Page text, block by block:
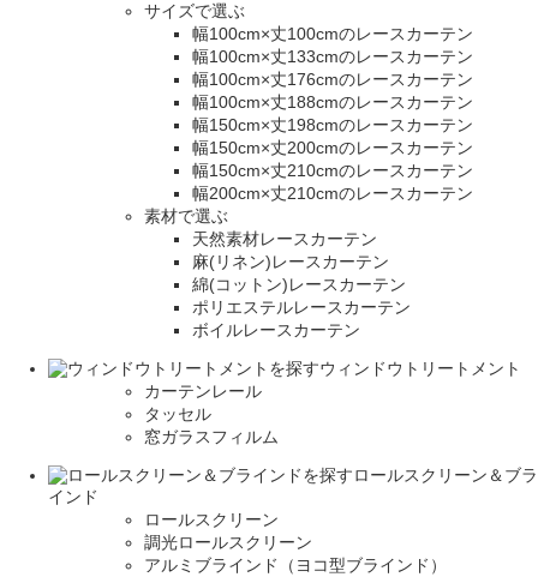
サイズで選ぶ
幅100cm×丈100cmのレースカーテン
幅100cm×丈133cmのレースカーテン
幅100cm×丈176cmのレースカーテン
幅100cm×丈188cmのレースカーテン
幅150cm×丈198cmのレースカーテン
幅150cm×丈200cmのレースカーテン
幅150cm×丈210cmのレースカーテン
幅200cm×丈210cmのレースカーテン
素材で選ぶ
天然素材レースカーテン
麻(リネン)レースカーテン
綿(コットン)レースカーテン
ポリエステルレースカーテン
ボイルレースカーテン
ウィンドウトリートメント
カーテンレール
タッセル
窓ガラスフィルム
ロールスクリーン＆ブラ
インド
ロールスクリーン
調光ロールスクリーン
アルミブラインド（ヨコ型ブラインド）